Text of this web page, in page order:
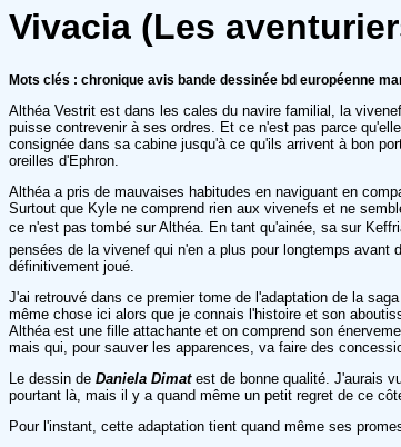
Vivacia (Les
Mots clés : chronique avis bande dessinée bd européenne
Althéa Vestrit est dans les cales du navire familial, la
puisse contrevenir à ses ordres. Et ce n'est pas parce
consignée dans sa cabine jusqu'à ce qu'ils arrivent à bon
oreilles d'Ephron.
Althéa a pris de mauvaises habitudes en naviguant en
Surtout que Kyle ne comprend rien aux vivenefs et ne
ce n'est pas tombé sur Althéa. En tant qu'ainée, sa sur
pensées de la vivenef qui n'en a plus pour longtemps
définitivement joué.
J'ai retrouvé dans ce premier tome de l'adaptation de la
même chose ici alors que je connais l'histoire et son
Althéa est une fille attachante et on comprend son
mais qui, pour sauver les apparences, va faire des
Le dessin de Daniela Dimatest de bonne qualité. J'aurais
pourtant là, mais il y a quand même un petit regret de ce
Pour l'instant, cette adaptation tient quand même ses